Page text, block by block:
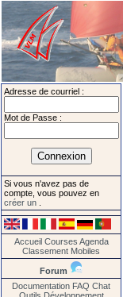
Adresse de courriel :
Mot de Passe :
Si vous n'avez pas de
compte, vous pouvez en
créer un
Accueil Courses Agenda
Classement Mobiles
Forum
Documentation FAQ Chat